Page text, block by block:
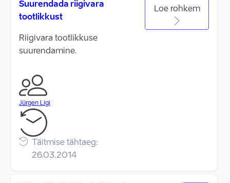
Suurendada riigivara
tootlikkust
Riigivara tootlikkuse
suurendamine.
Jürgen Ligi
Täitmise tähtaeg:
26.03.2014
Loe rohkem